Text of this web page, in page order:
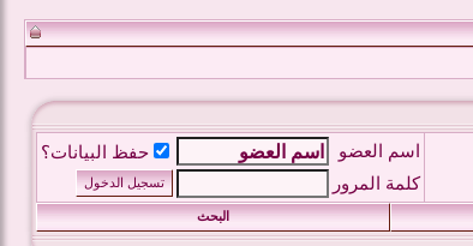
اسم العضو
حفظ البيانات؟
كلمة المرور
البحث